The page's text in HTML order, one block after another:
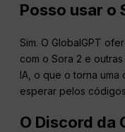
Posso usar o
Sim. O GlobalGPT
com o Sora 2 e
IA, o que o torna
esperar pelos
O Discord da